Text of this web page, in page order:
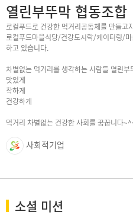
열린부뚜막 협동조합
로컬푸드로 건강한 먹거리공동체를 만들고
로컬푸드마을식당/건강도시락/케이터링/
하고 있습니다.
차별없는 먹거리를 생각하는 사람들 열린
맛있게
착하게
건강하게
먹거리 차별없는 건강한 사회를 꿈꿉니다
사회적기업
소셜 미션